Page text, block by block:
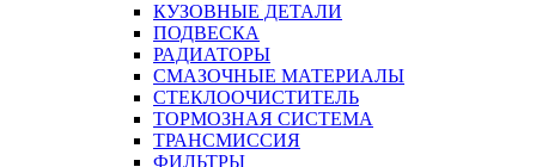
КУЗОВНЫЕ ДЕТАЛИ
ПОДВЕСКА
РАДИАТОРЫ
СМАЗОЧНЫЕ МАТЕРИАЛЫ
СТЕКЛООЧИСТИТЕЛЬ
ТОРМОЗНАЯ СИСТЕМА
ТРАНСМИССИЯ
ФИЛЬТРЫ